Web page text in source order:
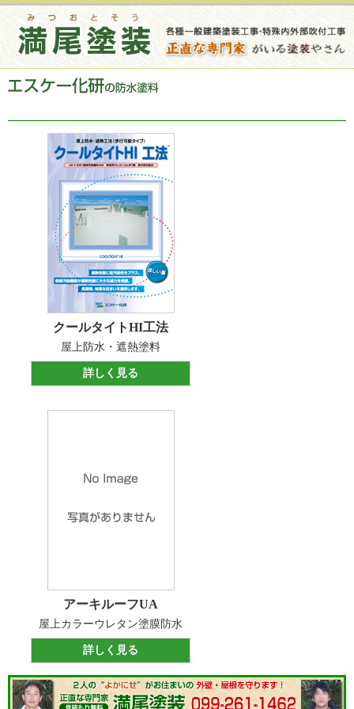
クールタイトHI工法
屋上防水・遮熱塗料
詳しく見る
アーキルーフUA
屋上カラーウレタン塗膜防水
詳しく見る